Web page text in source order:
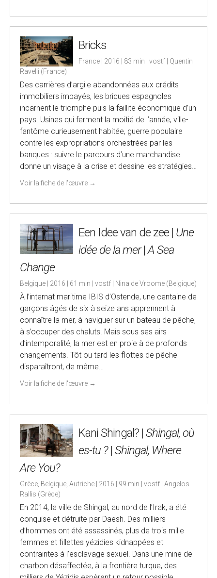
Bricks
France | 2016 | 83 min | vostf | Quentin
Ravelli (France)
Des carrières d’argile abandonnées aux crédits
immobiliers impayés, les briques espagnoles
incarnent le triomphe puis la faillite économique d’un
pays. Usines qui ferment la moitié de l’année, ville-
fantôme curieusement habitée, guerre populaire
contre les expropriations orchestrées par les
banques : suivre le parcours d’une marchandise
donne un visage à la crise et dessine les stratégies…
Voir la fiche de l'œuvre →
Een Idee van de zee | Une
idée de la mer|A Sea
Change
Belgique | 2016 | 61 min | vostf | Nina de Vroome (Belgique)
À l’internat maritime IBIS d’Ostende, une centaine de
garçons âgés de six à seize ans apprennent à
connaître la mer, à naviguer sur un bateau de pêche,
à s’occuper des chaluts. Mais sous ses airs
d’intemporalité, la mer est en proie à de profonds
changements. Tôt ou tard les flottes de pêche
disparaîtront, de même…
Voir la fiche de l'œuvre →
Kani Shingal? |Shingal, où
es-tu ?|Shingal, Where
Are You?
Grèce, Belgique, Autriche | 2016 | 99 min | vostf | Angelos
Rallis (Grèce)
En 2014, la ville de Shingal, au nord de l’Irak, a été
conquise et détruite par Daesh. Des milliers
d’hommes ont été assassinés, plus de trois mille
femmes et fillettes yézidies kidnappées et
contraintes à l’esclavage sexuel. Dans une mine de
charbon désaffectée, à la frontière turque, des